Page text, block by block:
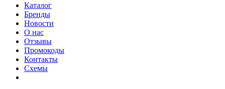
Каталог
Бренды
Новости
О нас
Отзывы
Промокоды
Контакты
Схемы